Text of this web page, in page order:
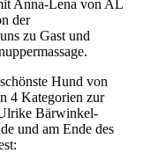
Anna-Lena von AL
der
zu Gast und
Hund von
4 Kategorien zur
Bärwinkel-
und am Ende des